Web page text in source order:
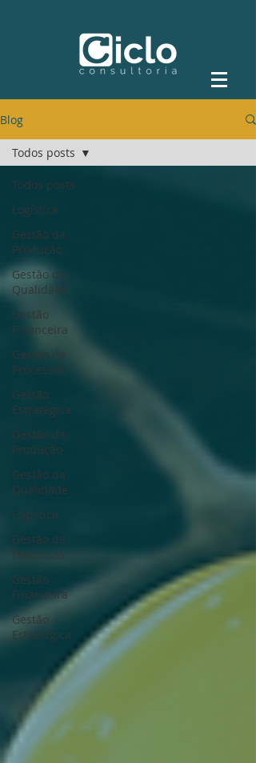
Blog
Todos posts
Logística
Gestão da
Produção
Gestão da
Qualidade
Gestão
Financeira
Gestão de
Processos
Gestão
Estratégica
Gestão da
Produção
Gestão da
Qualidade
Logística
Gestão de
Processos
Gestão
Financeira
Gestão
Estratégica
Todos posts